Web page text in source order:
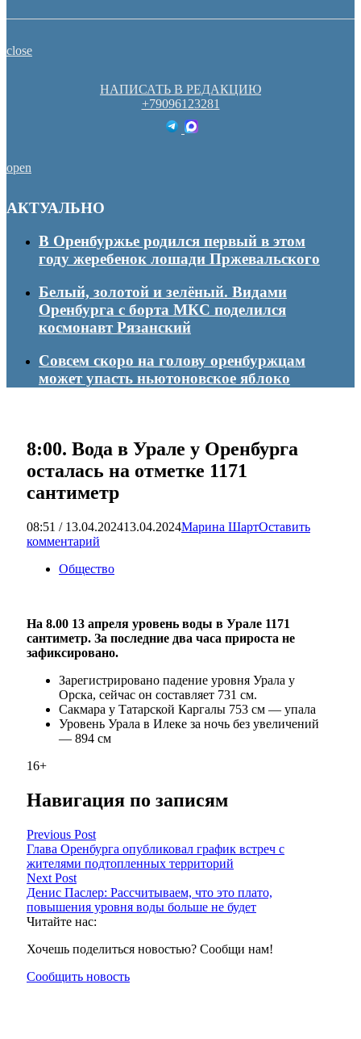
close
НАПИСАТЬ В РЕДАКЦИЮ
+79096123281
open
АКТУАЛЬНО
В Оренбуржье родился первый в этом
году жеребенок лошади Пржевальского
Белый, золотой и зелёный. Видами
Оренбурга с борта МКС поделился
космонавт Рязанский
Совсем скоро на голову оренбуржцам
может упасть ньютоновское яблоко
8:00. Вода в Урале у Оренбурга
осталась на отметке 1171
сантиметр
08:51 / 13.04.202413.04.2024Марина ШартОставить
комментарий
Общество
На 8.00 13 апреля уровень воды в Урале 1171
сантиметр. За последние два часа прироста не
зафиксировано.
Зарегистрировано падение уровня Урала у
Орска, сейчас он составляет 731 см.
Сакмара у Татарской Каргалы 753 см — упала
Уровень Урала в Илеке за ночь без увеличений
— 894 см
16+
Навигация по записям
Previous Post
Глава Оренбурга опубликовал график встреч с
жителями подтопленных территорий
Next Post
Денис Паслер: Рассчитываем, что это плато,
повышения уровня воды больше не будет
Читайте нас:
Хочешь поделиться новостью? Сообщи нам!
Сообщить новость